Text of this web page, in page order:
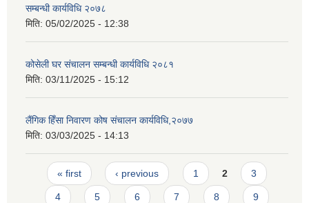
सम्बन्धी कार्यविधि २०७८
मिति: 05/02/2025 - 12:38
कोसेली घर संचालन सम्बन्धी कार्यविधि २०८१
मिति: 03/11/2025 - 15:12
लैंगिक हिँसा निवारण कोष संचालन कार्यविधि,२०७७
मिति: 03/03/2025 - 14:13
Pages
« first ‹ previous 1 2 3
4 5 6 7 8 9